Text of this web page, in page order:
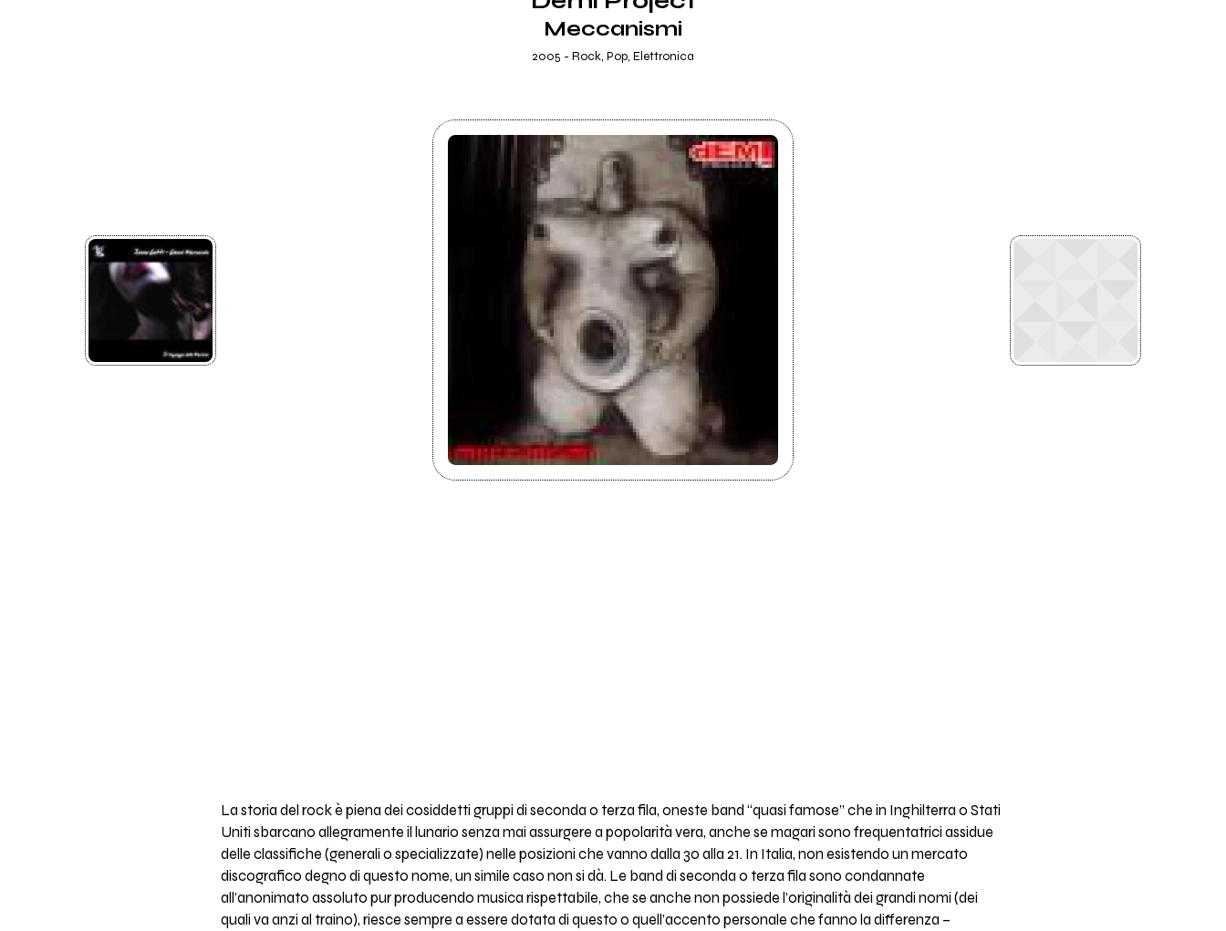
Meccanismi
2005 - Rock, Pop, Elettronica
La storia del rock è piena dei cosiddetti gruppi di seconda o terza fila, oneste band “quasi famose” che in Inghilterra o Stati
Uniti sbarcano allegramente il lunario senza mai assurgere a popolarità vera, anche se magari sono frequentatrici assidue
delle classifiche (generali o specializzate) nelle posizioni che vanno dalla 30 alla 21. In Italia, non esistendo un mercato
discografico degno di questo nome, un simile caso non si dà. Le band di seconda o terza fila sono condannate
all’anonimato assoluto pur producendo musica rispettabile, che se anche non possiede l’originalità dei grandi nomi (dei
quali va anzi al traino), riesce sempre a essere dotata di questo o quell’accento personale che fanno la differenza –